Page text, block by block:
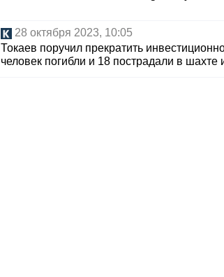
28 октября 2023, 10:05
Токаев поручил прекратить
человек погибли и 18 пострадали в шахте